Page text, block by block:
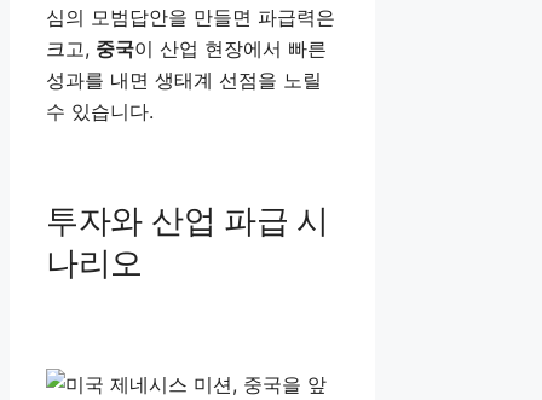
심의 모범답안을 만들면 파급력은
크고, 중국이 산업 현장에서 빠른
성과를 내면 생태계 선점을 노릴
수 있습니다.
투자와 산업 파급 시
나리오